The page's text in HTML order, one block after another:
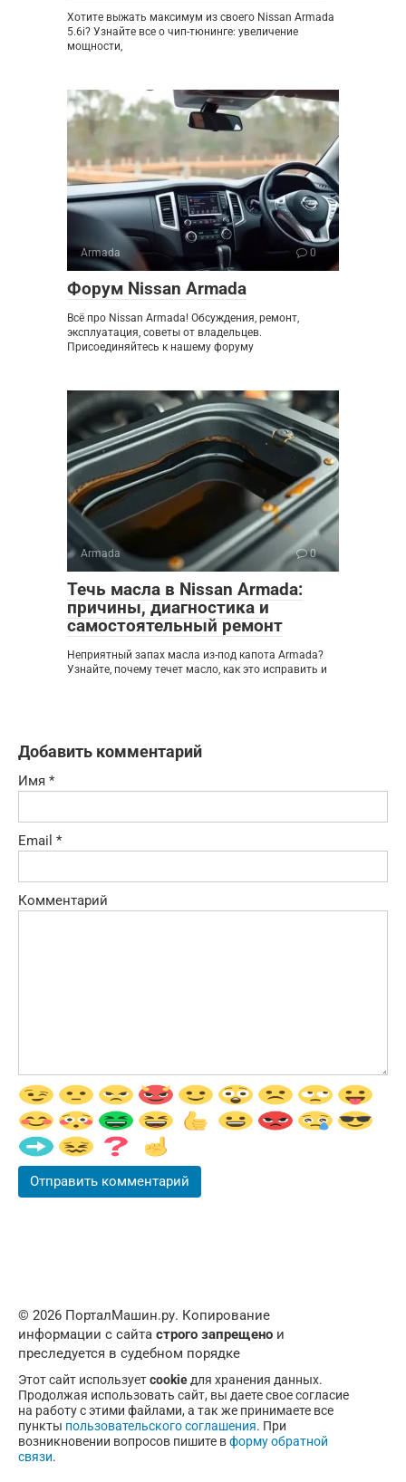
Хотите выжать максимум из своего Nissan Armada
5.6i? Узнайте все о чип-тюнинге: увеличение
мощности,
Armada 0
Форум Nissan Armada
Всё про Nissan Armada! Обсуждения, ремонт,
эксплуатация, советы от владельцев.
Присоединяйтесь к нашему форуму
Armada 0
Течь масла в Nissan Armada:
причины, диагностика и
самостоятельный ремонт
Неприятный запах масла из-под капота Armada?
Узнайте, почему течет масло, как это исправить и
Добавить комментарий
Имя *
Email *
Комментарий
© 2026 ПорталМашин.ру. Копирование
информации с сайта строго запрещено и
преследуется в судебном порядке
Этот сайт используетcookie для хранения данных.
Продолжая использовать сайт, вы даете свое согласие
на работу с этими файлами, а так же принимаете все
пункты пользовательского соглашения. При
возникновении вопросов пишите вформу обратной
связи.